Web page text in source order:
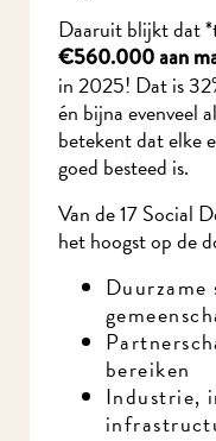
Daaruit blijkt dat
€560.000 aan
in 2025! Dat is
én bijna evenveel
betekent dat elke
goed besteed is.
Van de 17 Social
het hoogst op de
Duurzame
bereiken
Industrie,